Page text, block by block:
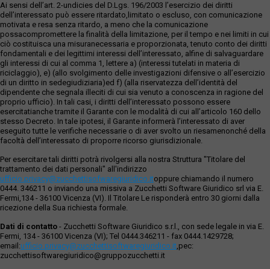
Ai sensi dell’art. 2-undicies del D.Lgs. 196/2003 l’esercizio dei diritti
dell’interessato può essere ritardato,limitato o escluso, con comunicazione
motivata e resa senza ritardo, a meno che la comunicazione
possacompromettere la finalità della limitazione, per il tempo e nei limiti in cui
ciò costituisca una misuranecessaria e proporzionata, tenuto conto dei diritti
fondamentali e dei legittimi interessi dell’interessato, alfine di salvaguardare
gli interessi di cui al comma 1, lettere a) (interessi tutelati in materia di
riciclaggio), e) (allo svolgimento delle investigazioni difensive o all’esercizio
di un diritto in sedegiudiziaria)ed f) (alla riservatezza dell’identità del
dipendente che segnala illeciti di cui sia venuto a conoscenza in ragione del
proprio ufficio). In tali casi, i diritti dell’interessato possono essere
esercitatianche tramite il Garante con le modalità di cui all’articolo 160 dello
stesso Decreto. In tale ipotesi, il Garante informerà l’interessato di aver
eseguito tutte le verifiche necessarie o di aver svolto un riesamenonché della
facoltà dell’interessato di proporre ricorso giurisdizionale.
Per esercitare tali diritti potrà rivolgersi alla nostra Struttura "Titolare del
trattamento dei dati personali" all'indirizzo
ufficio.privacy@zucchettisofwaregiuridico.itoppure chiamando il numero
0444. 346211 o inviando una missiva a Zucchetti Software Giuridico srl via E.
Fermi,134 - 36100 Vicenza (VI). Il Titolare Le risponderà entro 30 giorni dalla
ricezione della Sua richiesta formale.
Dati di contatto - Zucchetti Software Giuridico s.r.l., con sede legale in via E.
Fermi, 134 - 36100 Vicenza (VI); Tel 0444.346211 - fax 0444.1429728;
email:ufficio.privacy@zucchettisoftwaregiuridico.it,pec:
zucchettisoftwaregiuridico@gruppozucchetti.it